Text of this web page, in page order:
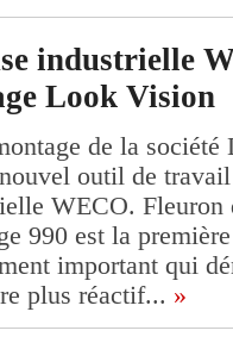
industrielle
Look Vision
de la
outil de
WECO. Fleuron
990 est la
important qui
plus réactif... »